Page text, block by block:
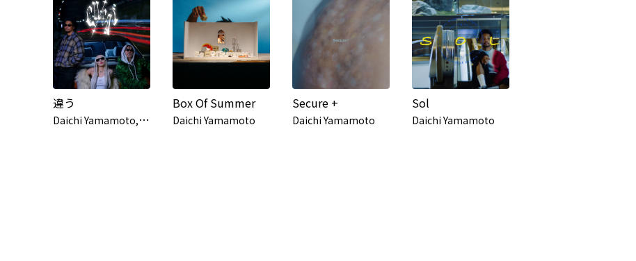
違う
D
aichi Yamamoto, MIKADO and NENE
Box Of Summer
Daichi Yamamoto
Secure +
Daichi Yamamoto
Sol
Daichi Yamamoto